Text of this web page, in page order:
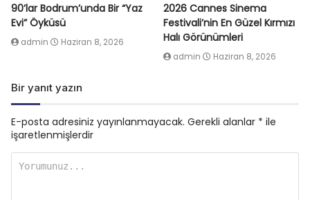
90’lar Bodrum’unda Bir “Yaz
Evi” Öyküsü
admin Haziran 8, 2026
2026 Cannes Sinema
Festivali’nin En Güzel Kırmızı
Halı Görünümleri
admin Haziran 8, 2026
Bir yanıt yazın
E-posta adresiniz yayınlanmayacak. Gerekli alanlar * ile
işaretlenmişlerdir